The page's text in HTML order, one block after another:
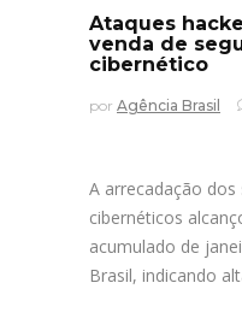
Ataques
venda de
cibernético
por Agência Brasil
A arrecadação
cibernéticos
acumulado de
Brasil, indicando